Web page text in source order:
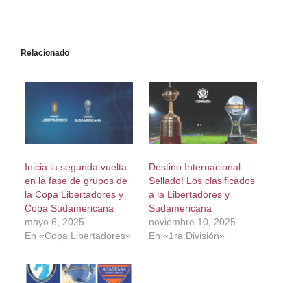
Relacionado
Inicia la segunda vuelta
en la fase de grupos de
la Copa Libertadores y
Copa Sudamericana
mayo 6, 2025
En «Copa Libertadores»
Destino Internacional
Sellado! Los clasificados
a la Libertadores y
Sudamericana
noviembre 10, 2025
En «1ra División»